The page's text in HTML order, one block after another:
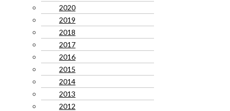
2020
2019
2018
2017
2016
2015
2014
2013
2012